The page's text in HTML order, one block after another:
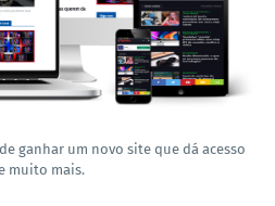
ganhar um novo site que dá acesso
muito mais.